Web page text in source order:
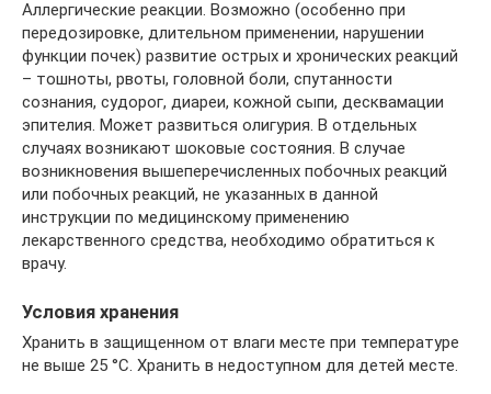
Аллергические реакции. Возможно (особенно при
передозировке, длительном применении, нарушении
функции почек) развитие острых и хронических реакций
– тошноты, рвоты, головной боли, спутанности
сознания, судорог, диареи, кожной сыпи, десквамации
эпителия. Может развиться олигурия. В отдельных
случаях возникают шоковые состояния. В случае
возникновения вышеперечисленных побочных реакций
или побочных реакций, не указанных в данной
инструкции по медицинскому применению
лекарственного средства, необходимо обратиться к
врачу.
Условия хранения
Хранить в защищенном от влаги месте при температуре
не выше 25 °C. Хранить в недоступном для детей месте.